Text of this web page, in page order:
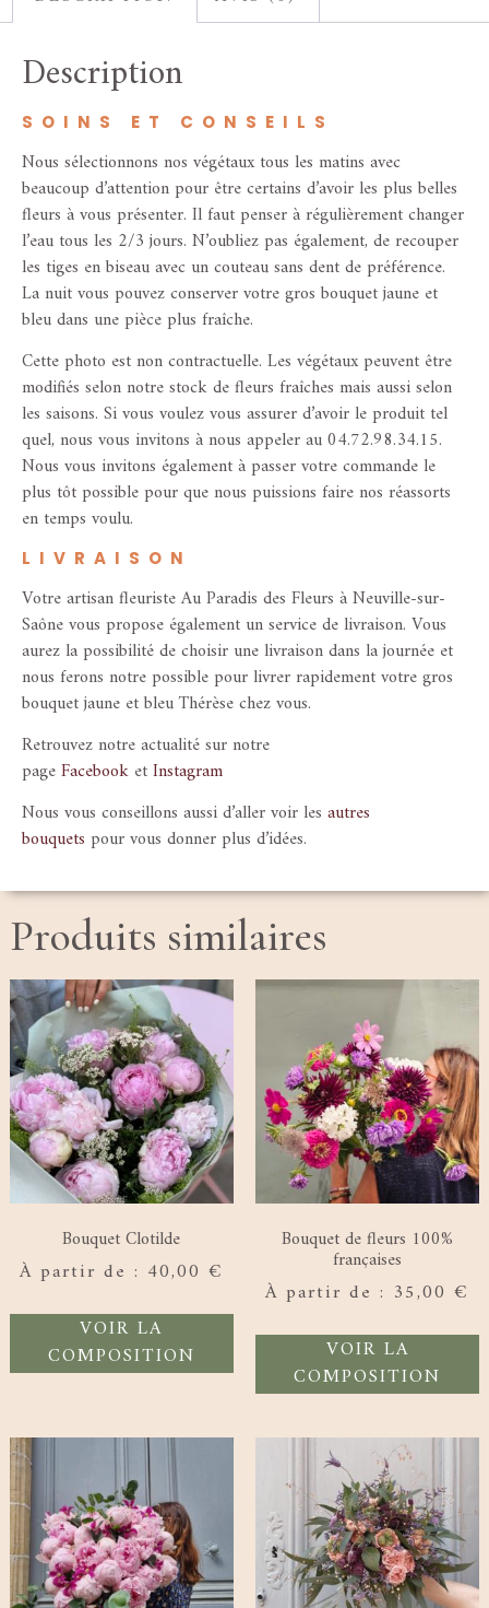
Description
SOINS ET CONSEILS
Nous sélectionnons nos végétaux tous les matins avec
beaucoup d’attention pour être certains d’avoir les plus belles
fleurs à vous présenter. Il faut penser à régulièrement changer
l’eau tous les 2/3 jours. N’oubliez pas également, de recouper
les tiges en biseau avec un couteau sans dent de préférence.
La nuit vous pouvez conserver votre gros bouquet jaune et
bleu dans une pièce plus fraîche.
Cette photo est non contractuelle. Les végétaux peuvent être
modifiés selon notre stock de fleurs fraîches mais aussi selon
les saisons. Si vous voulez vous assurer d’avoir le produit tel
quel, nous vous invitons à nous appeler au 04.72.98.34.15.
Nous vous invitons également à passer votre commande le
plus tôt possible pour que nous puissions faire nos réassorts
en temps voulu.
LIVRAISON
Votre artisan fleuriste Au Paradis des Fleurs à Neuville-sur-
Saône vous propose également un service de livraison. Vous
aurez la possibilité de choisir une livraison dans la journée et
nous ferons notre possible pour livrer rapidement votre gros
bouquet jaune et bleu Thérèse chez vous.
Retrouvez notre actualité sur notre
pageFacebook etInstagram
Nous vous conseillons aussi d’aller voir les autres
bouquets pour vous donner plus d’idées.
Produits similaires
Bouquet Clotilde
À partir de : 40,00 €
VOIR LA
COMPOSITION
Bouquet de fleurs 100%
françaises
À partir de : 35,00€
VOIR LA
COMPOSITION